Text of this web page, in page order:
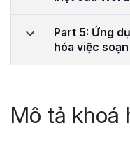
Part 5: Ứng
hóa việc
Mô tả khoá